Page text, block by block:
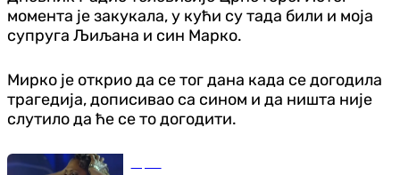
момента је закукала, у кући су тада били и моја
супруга Љиљана и син Марко.
Мирко је открио да се тог дана када се догодила
трагедија, дописивао са сином и да ништа није
слутило да ће се то догодити.